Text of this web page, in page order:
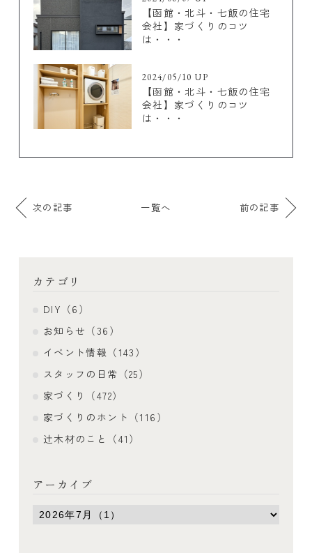
【函館・北斗・七飯の住宅
会社】家づくりのコツ
は・・・
2024/05/10 UP
【函館・北斗・七飯の住宅
会社】家づくりのコツ
は・・・
次の記事 一覧へ 前の記事
カテゴリ
DIY（6）
お知らせ（36）
イベント情報（143）
スタッフの日常（25）
家づくり（472）
家づくりのホント（116）
辻木材のこと（41）
アーカイブ